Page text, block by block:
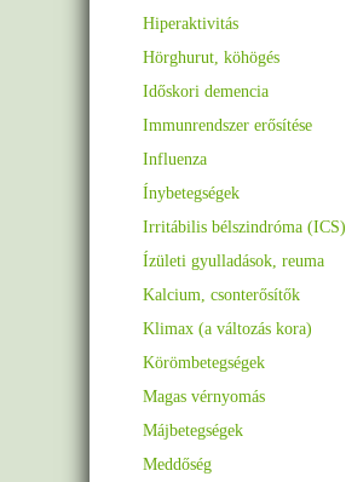
Hiperaktivitás
Hörghurut, köhögés
Időskori demencia
Immunrendszer erősítése
Influenza
Ínybetegségek
Irritábilis bélszindróma (ICS)
Ízületi gyulladások, reuma
Kalcium, csonterősítők
Klimax (a változás kora)
Körömbetegségek
Magas vérnyomás
Májbetegségek
Meddőség